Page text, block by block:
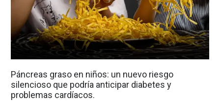
Páncreas graso en niños: un nuevo riesgo
silencioso que podría anticipar diabetes y
problemas cardíacos.